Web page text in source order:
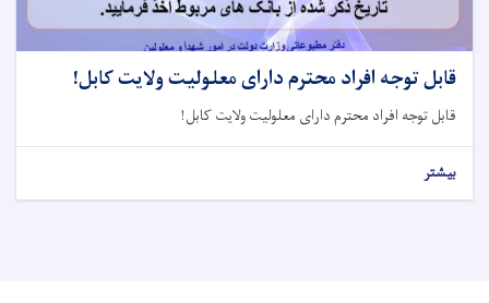
قابل توجه افراد محترم دارای معلولیت ولایت کابل!
قابل توجه افراد محترم دارای معلولیت ولایت کابل!
بیشتر